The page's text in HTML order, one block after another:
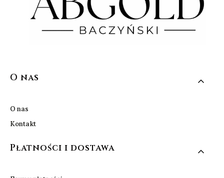
Linki w stopce
O nas
O nas
Kontakt
Płatności i dostawa